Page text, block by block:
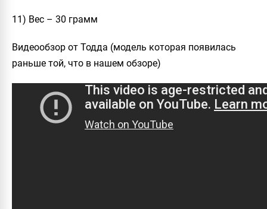
11) Вес – 30 грамм
Видеообзор от Тодда (модель которая появилась
раньше той, что в нашем обзоре)